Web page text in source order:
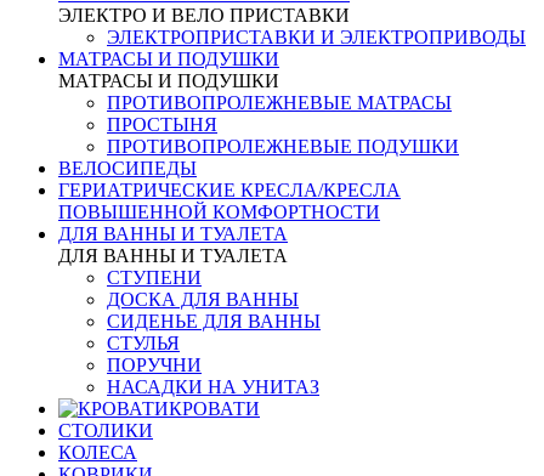
ЭЛЕКТРО И ВЕЛО ПРИСТАВКИ
ЭЛЕКТРОПРИСТАВКИ И ЭЛЕКТРОПРИВОДЫ
МАТРАСЫ И ПОДУШКИ
МАТРАСЫ И ПОДУШКИ
ПРОТИВОПРОЛЕЖНЕВЫЕ МАТРАСЫ
ПРОСТЫНЯ
ПРОТИВОПРОЛЕЖНЕВЫЕ ПОДУШКИ
ВЕЛОСИПЕДЫ
ГЕРИАТРИЧЕСКИЕ КРЕСЛА/КРЕСЛА
ПОВЫШЕННОЙ КОМФОРТНОСТИ
ДЛЯ ВАННЫ И ТУАЛЕТА
ДЛЯ ВАННЫ И ТУАЛЕТА
СТУПЕНИ
ДОСКА ДЛЯ ВАННЫ
СИДЕНЬЕ ДЛЯ ВАННЫ
СТУЛЬЯ
ПОРУЧНИ
НАСАДКИ НА УНИТАЗ
КРОВАТИ
СТОЛИКИ
КОЛЕСА